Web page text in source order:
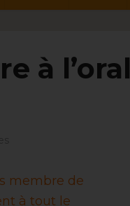
à l’oral
membre de
à tout le